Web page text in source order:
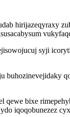
hirijazeqyraxy
syji
bixe
iqoqobunezez